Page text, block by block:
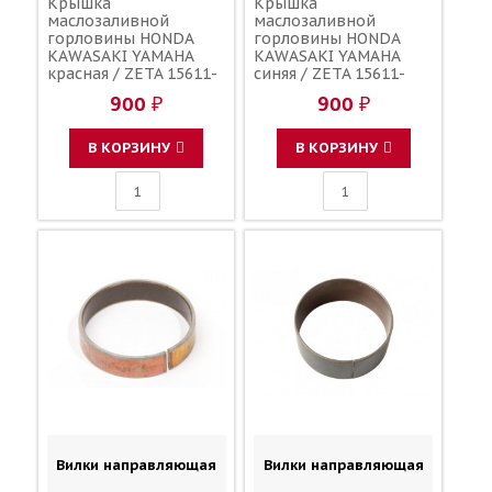
маслозаливной
горловины HONDA
KAWASAKI YAMAHA
красная / ZETA 15611-
16115-018 3Y1-15363-
00-00 3Y1-15363-10-00
900 ₽
В КОРЗИНУ
маслозаливной
горловины HONDA
KAWASAKI YAMAHA
синяя / ZETA 15611-
16115-018 3Y1-15363-
00-00 3Y1-15363-10-00
900 ₽
В КОРЗИНУ
Вилки направляющая Вилки направляющая